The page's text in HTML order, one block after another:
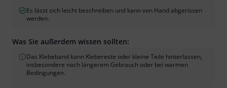
Es lässt sich leicht beschreiben und kann von Hand abgerissen
werden.
Was Sie außerdem wissen sollten:
Das Klebeband kann Klebereste oder kleine Teile hinterlassen,
insbesondere nach längerem Gebrauch oder bei warmen
Bedingungen.